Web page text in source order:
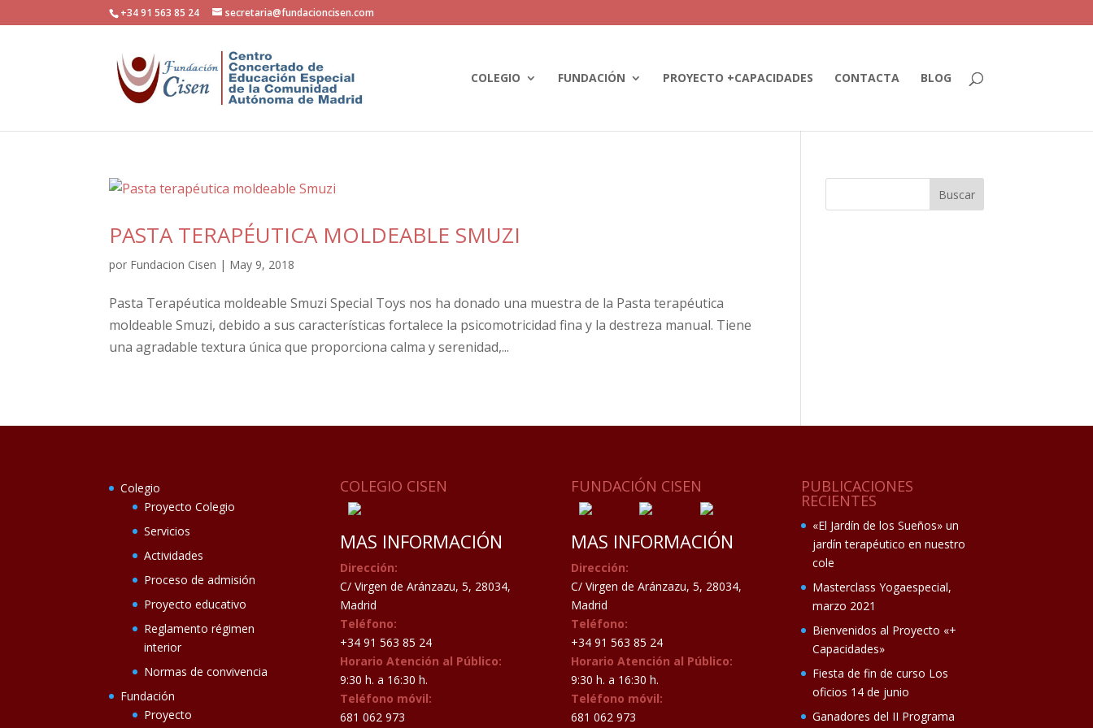
+34 91 563 85 24 secretaria@fundacioncisen.com
COLEGIO FUNDACIÓN PROYECTO +CAPACIDADES CONTACTA BLOG
PASTA TERAPÉUTICA MOLDEABLE SMUZI
por Fundacion Cisen | May 9, 2018
Pasta Terapéutica moldeable Smuzi Special Toys nos ha donado una muestra de la Pasta terapéutica
moldeable Smuzi, debido a sus características fortalece la psicomotricidad fina y la destreza manual. Tiene
una agradable textura única que proporciona calma y serenidad,...
Colegio
Proyecto Colegio
Servicios
Actividades
Proceso de admisión
Proyecto educativo
Reglamento régimen
interior
Normas de convivencia
Fundación
Proyecto
COLEGIO CISEN
MAS INFORMACIÓN
Dirección:
C/ Virgen de Aránzazu, 5, 28034,
Madrid
Teléfono:
+34 91 563 85 24
Horario Atención al Público:
9:30 h. a 16:30 h.
Teléfono móvil:
681 062 973
FUNDACIÓN CISEN
MAS INFORMACIÓN
Dirección:
C/ Virgen de Aránzazu, 5, 28034,
Madrid
Teléfono:
+34 91 563 85 24
Horario Atención al Público:
9:30 h. a 16:30 h.
Teléfono móvil:
681 062 973
PUBLICACIONES
RECIENTES
«El Jardín de los Sueños» un
jardín terapéutico en nuestro
cole
Masterclass Yogaespecial,
marzo 2021
Bienvenidos al Proyecto «+
Capacidades»
Fiesta de fin de curso Los
oficios 14 de junio
Ganadores del II Programa